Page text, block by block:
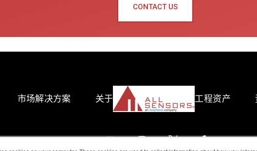
CONTACT US
市场解决方案 关于 工程资产